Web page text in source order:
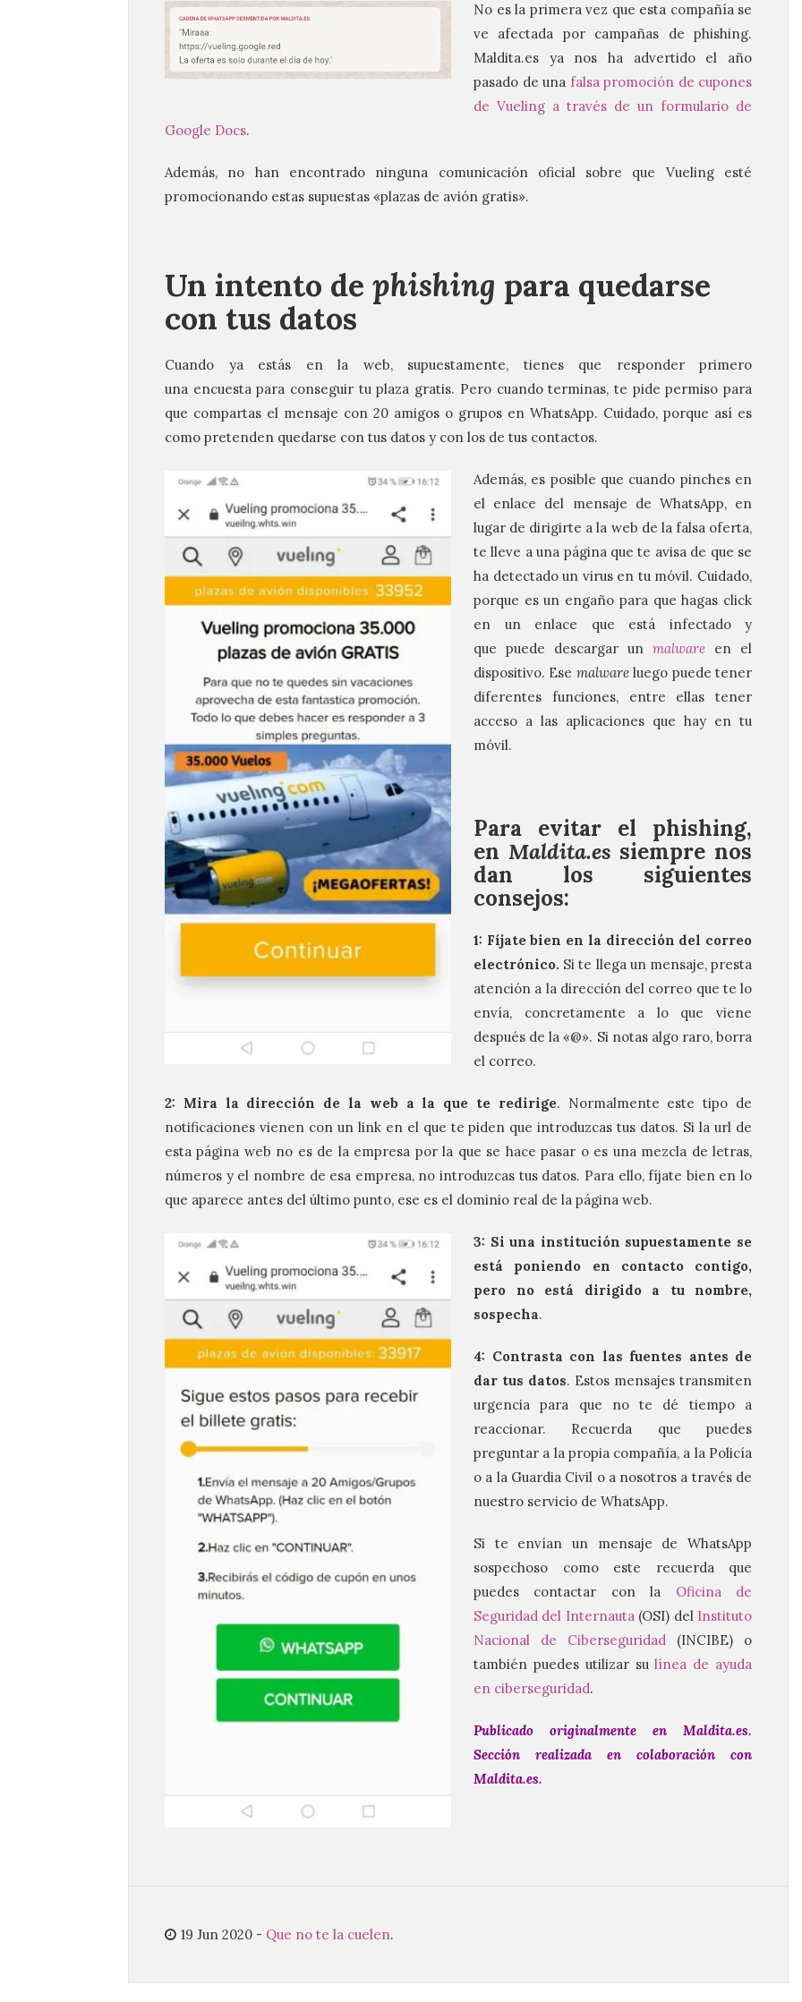
No es la primera vez que esta compañía se
ve afectada por campañas de phishing.
Maldita.es ya nos ha advertido el año
pasado de una falsa promoción de cupones
de Vueling a través de un formulario de
Google Docs.
Además, no han encontrado ninguna comunicación oficial sobre que Vueling esté
promocionando estas supuestas «plazas de avión gratis».
Un intento de phishing para quedarse
con tus datos
Cuando ya estás en la web, supuestamente, tienes que responder primero
una encuesta para conseguir tu plaza gratis. Pero cuando terminas, te pide permiso para
que compartas el mensaje con 20 amigos o grupos en WhatsApp. Cuidado, porque así es
como pretenden quedarse con tus datos y con los de tus contactos.
Además, es posible que cuando pinches en
el enlace del mensaje de WhatsApp, en
lugar de dirigirte a la web de la falsa oferta,
te lleve a una página que te avisa de que se
ha detectado un virus en tu móvil. Cuidado,
porque es un engaño para que hagas click
en un enlace que está infectado y
que puede descargar un malware en el
dispositivo. Ese malwareluego puede tener
diferentes funciones, entre ellas tener
acceso a las aplicaciones que hay en tu
móvil.
Para evitar el phishing,
en Maldita.es siempre nos
dan los siguientes
consejos:
1: Fíjate bien en la dirección del correo
electrónico. Si te llega un mensaje, presta
atención a la dirección del correo que te lo
envía, concretamente a lo que viene
después de la «@». Si notas algo raro, borra
el correo.
2: Mira la dirección de la web a la que te redirige. Normalmente este tipo de
notificaciones vienen con un link en el que te piden que introduzcas tus datos. Si la url de
esta página web no es de la empresa por la que se hace pasar o es una mezcla de letras,
números y el nombre de esa empresa, no introduzcas tus datos. Para ello, fíjate bien en lo
que aparece antes del último punto, ese es el dominio real de la página web.
3: Si una institución supuestamente se
está poniendo en contacto contigo,
pero no está dirigido a tu nombre,
sospecha.
4: Contrasta con las fuentes antes de
dar tus datos. Estos mensajes transmiten
urgencia para que no te dé tiempo a
reaccionar. Recuerda que puedes
preguntar a la propia compañía, a la Policía
o a la Guardia Civil o a nosotros a través de
nuestro servicio de WhatsApp.
Si te envían un mensaje de WhatsApp
sospechoso como este recuerda que
puedes contactar con la Oficina de
Seguridad del Internauta(OSI) del Instituto
Nacional de Ciberseguridad (INCIBE) o
también puedes utilizar sulínea de ayuda
en ciberseguridad.
Publicado originalmente en Maldita.es.
Sección realizada en colaboración con
Maldita.es.
19 Jun 2020 - Que no te la cuelen.